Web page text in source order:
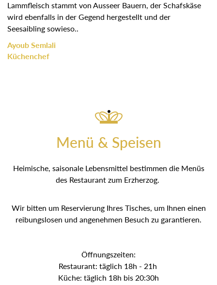
Lammfleisch stammt von Ausseer Bauern, der Schafskäse
wird ebenfalls in der Gegend hergestellt und der
Seesaibling sowieso..
Ayoub Semlali
Küchenchef
Menü & Speisen
Heimische, saisonale Lebensmittel bestimmen die Menüs
des Restaurant zum Erzherzog.
Wir bitten um Reservierung Ihres Tisches, um Ihnen einen
reibungslosen und angenehmen Besuch zu garantieren.
Öffnungszeiten:
Restaurant: täglich 18h - 21h
Küche: täglich 18h bis 20:30h